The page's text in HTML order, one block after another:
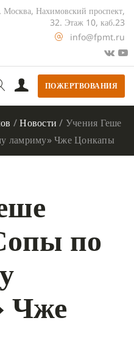
Москва, Нахимовский проспект,
32. Этаж 10, каб.23
info@fpmt.ru
ПОЖЕРТВОВАНИЯ
/Новости / Учения Геше
ламриму» Чже Цонкапы
по
Чже